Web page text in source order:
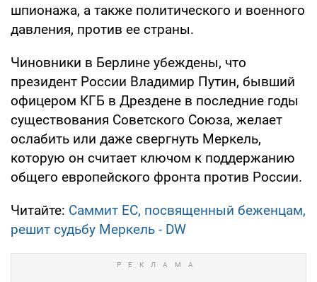
шпионажа, а также политического и военного
давления, против ее страны.
Чиновники в Берлине убеждены, что
президент России Владимир Путин, бывший
офицером КГБ в Дрездене в последние годы
существования Советского Союза, желает
ослабить или даже свергнуть Меркель,
которую он считает ключом к поддержанию
общего европейского фронта против России.
Читайте: Саммит ЕС, посвященный беженцам,
решит судьбу Меркель - DW